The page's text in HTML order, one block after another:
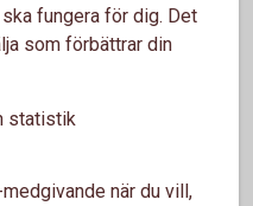
behöver du först
fungera för dig. Det
som förbättrar din
statistik
när du vill,